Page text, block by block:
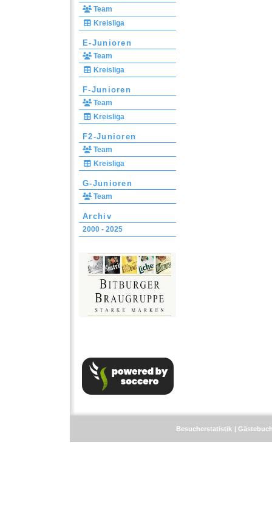
Team
Kreisliga
E-Junioren
Team
Kreisliga
F-Junioren
Team
Kreisliga
F2-Junioren
Team
Kreisliga
G-Junioren
Team
Archiv
2000 - 2025
Besucherstatistik